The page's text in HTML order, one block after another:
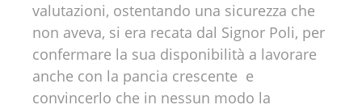
valutazioni, ostentando una sicurezza che
non aveva, si era recata dal Signor Poli, per
confermare la sua disponibilità a lavorare
anche con la pancia crescente e
convincerlo che in nessun modo la